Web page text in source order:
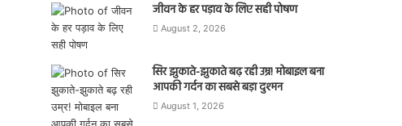
जीवन के हर पड़ाव के लिए सही पोषण
August 2, 2026
सिर झुकाते-झुकाते बढ़ रही उम्र! मोबाइल बना
आपकी गर्दन का सबसे बड़ा दुश्मन
August 1, 2026